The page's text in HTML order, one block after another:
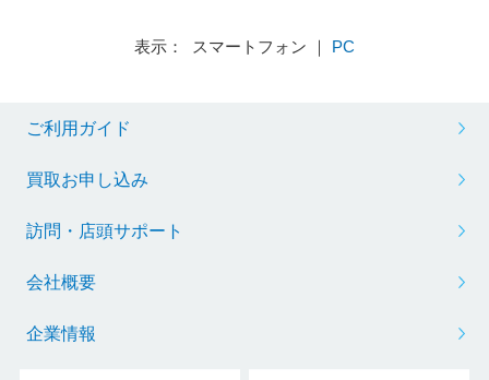
表示： スマートフォン ｜ PC
ご利用ガイド
買取お申し込み
訪問・店頭サポート
会社概要
企業情報